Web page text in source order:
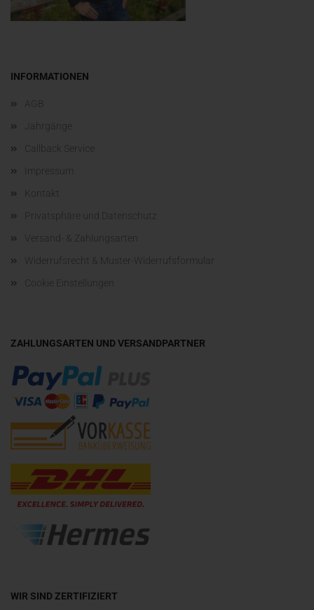
INFORMATIONEN
AGB
Jahrgänge
Callback Service
Impressum
Kontakt
Privatsphäre und Datenschutz
Versand- & Zahlungsarten
Widerrufsrecht & Muster-Widerrufsformular
Cookie Einstellungen
ZAHLUNGSARTEN UND VERSANDPARTNER
WIR SIND ZERTIFIZIERT